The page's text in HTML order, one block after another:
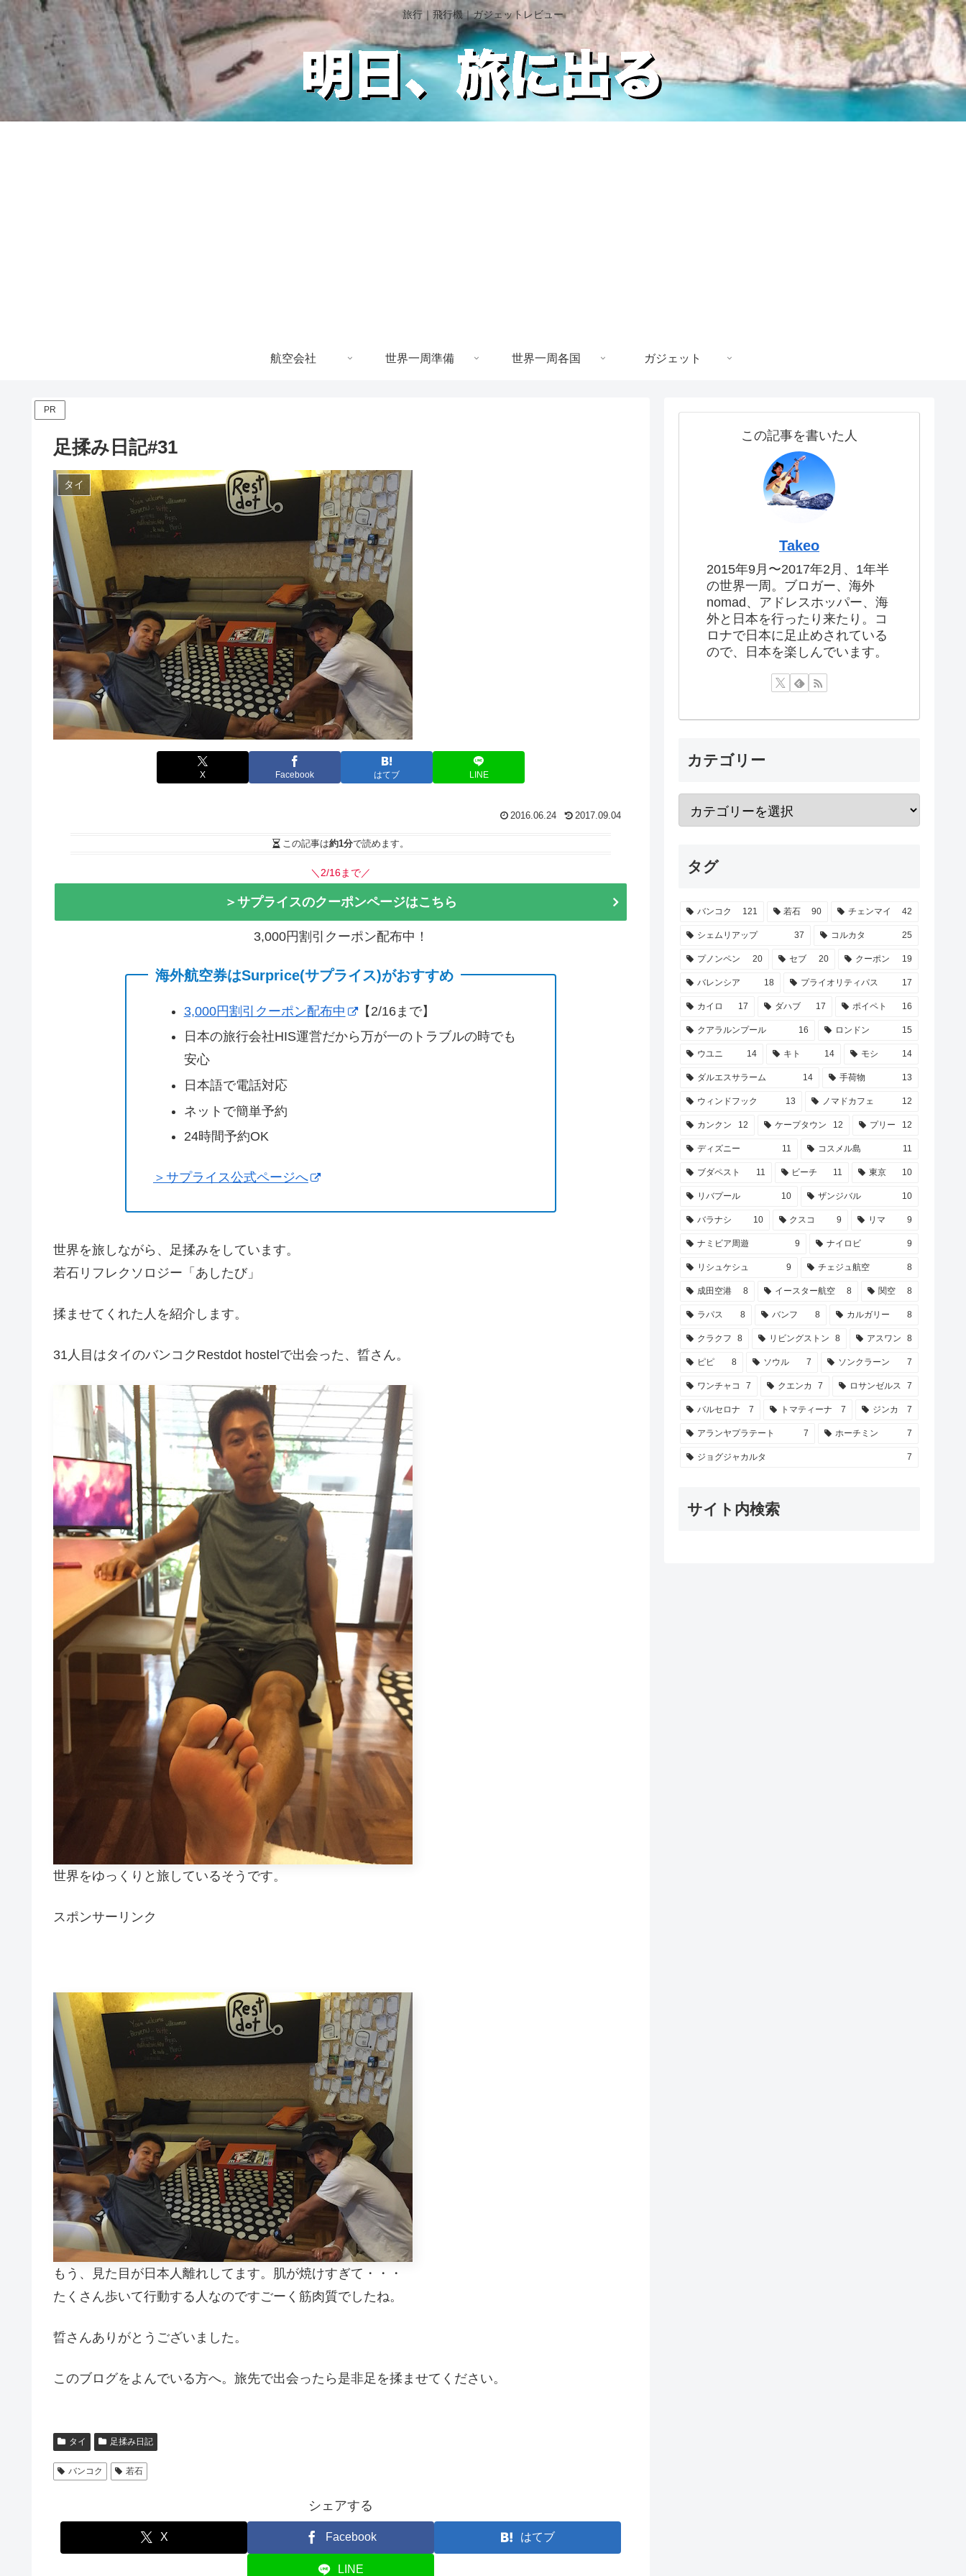
旅行｜飛行機｜ガジェットレビュー
航空会社 世界一周準備 世界一周各国 ガジェット
PR
足揉み日記#31
タイ
X Facebook はてブ LINE
2016.06.24 2017.09.04
この記事は約1分で読めます。
＼2/16まで／
＞サプライスのクーポンページはこちら
3,000円割引クーポン配布中！
海外航空券はSurprice(サプライス)がおすすめ
3,000円割引クーポン配布中
【2/16まで】
日本の旅行会社HIS運営だから万が一のトラブルの時でも
安心
日本語で電話対応
ネットで簡単予約
24時間予約OK
＞サプライス公式ページへ
世界を旅しながら、足揉みをしています。
若石リフレクソロジー「あしたび」
揉ませてくれた人を紹介します。
31人目はタイのバンコクRestdot hostelで出会った、晢さん。
世界をゆっくりと旅しているそうです。
スポンサーリンク
もう、見た目が日本人離れしてます。肌が焼けすぎて・・・
たくさん歩いて行動する人なのですごーく筋肉質でしたね。
晢さんありがとうございました。
このブログをよんでいる方へ。旅先で出会ったら是非足を揉ませてください。
タイ 足揉み日記
バンコク 若石
シェアする
X Facebook はてブ
LINE
この記事を書いた人
Takeo
2015年9月〜2017年2月、1年半
の世界一周。ブロガー、海外
nomad、アドレスホッパー、海
外と日本を行ったり来たり。コ
ロナで日本に足止めされている
ので、日本を楽しんでいます。
カテゴリー
タグ
バンコク 121 若石 90 チェンマイ 42
シェムリアップ 37 コルカタ 25
プノンペン 20 セブ 20 クーポン 19
バレンシア 18 プライオリティパス 17
カイロ 17 ダハブ 17 ポイペト 16
クアラルンプール 16 ロンドン 15
ウユニ 14 キト 14 モシ 14
ダルエスサラーム 14 手荷物 13
ウィンドフック 13 ノマドカフェ 12
カンクン 12 ケープタウン 12 プリー 12
ディズニー 11 コスメル島 11
ブダペスト 11 ビーチ 11 東京 10
リバプール 10 ザンジバル 10
バラナシ 10 クスコ 9 リマ 9
ナミビア周遊 9 ナイロビ 9
リシュケシュ 9 チェジュ航空 8
成田空港 8 イースター航空 8 関空 8
ラパス 8 バンフ 8 カルガリー 8
クラクフ 8 リビングストン 8 アスワン 8
ピピ 8 ソウル 7 ソンクラーン 7
ワンチャコ 7 クエンカ 7 ロサンゼルス 7
バルセロナ 7 トマティーナ 7 ジンカ 7
アランヤプラテート 7 ホーチミン 7
ジョグジャカルタ 7
サイト内検索